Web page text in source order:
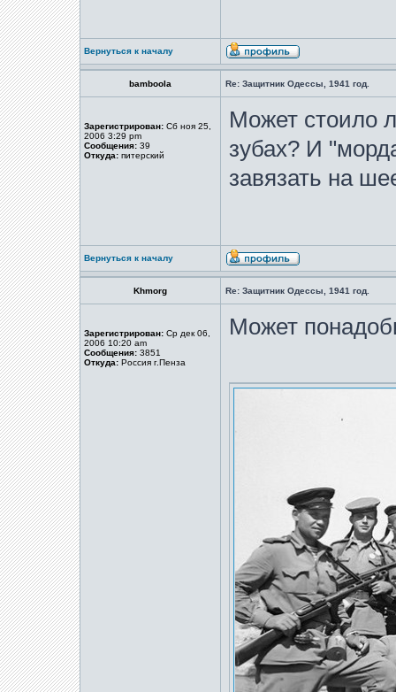
Вернуться к началу
bamboola Re: Защитник Одессы, 1941 год.
Зарегистрирован: Сб ноя 25,
2006 3:29 pm
Сообщения: 39
Откуда: питерский
Может стоило
зубах? И
завязать на
Вернуться к началу
Khmorg Re: Защитник Одессы, 1941 год.
Зарегистрирован: Ср дек 06,
2006 10:20 am
Сообщения: 3851
Откуда: Россия г.Пенза
Может